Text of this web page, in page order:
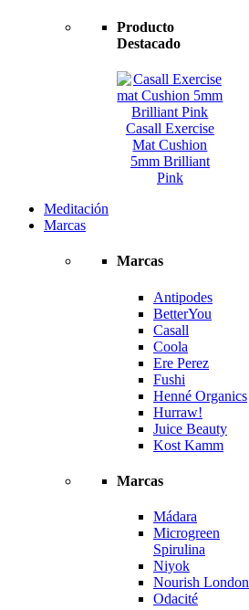
Producto
Destacado
Casall Exercise
Mat Cushion
5mm Brilliant
Pink
Meditación
Marcas
Marcas
Antipodes
BetterYou
Casall
Coola
Ere Perez
Fushi
Henné Organics
Hurraw!
Juice Beauty
Kost Kamm
Marcas
Mádara
Microgreen
Spirulina
Niyok
Nourish London
Odacité